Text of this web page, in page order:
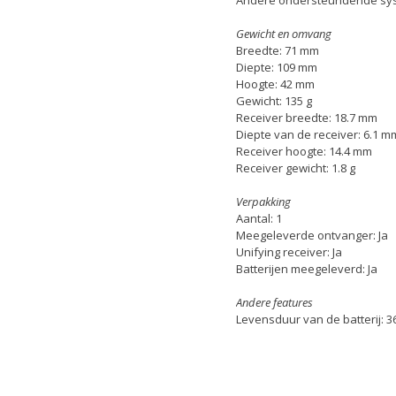
Gewicht en omvang
Breedte: 71 mm
Diepte: 109 mm
Hoogte: 42 mm
Gewicht: 135 g
Receiver breedte: 18.7 mm
Diepte van de receiver: 6.1
Receiver hoogte: 14.4 mm
Receiver gewicht: 1.8 g
Verpakking
Aantal: 1
Meegeleverde ontvanger: Ja
Unifying receiver: Ja
Batterijen meegeleverd: Ja
Andere features
Levensduur van de batterij: